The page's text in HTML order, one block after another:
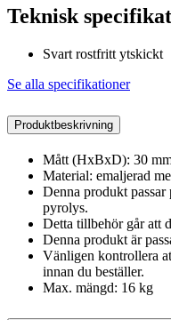
Teknisk
Svart rostfritt ytskickt
Se alla specifikationer
Produktbeskrivning
Mått (HxBxD): 30
Material: emaljerad
Denna produkt
pyrolys.
Detta tillbehör går att
Denna produkt är
Vänligen kontrollera
innan du beställer.
Max. mängd: 16 kg